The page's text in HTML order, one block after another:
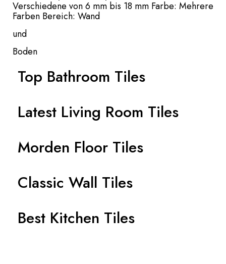
Verschiedene von 6 mm bis 18 mm Farbe: Mehrere
Farben Bereich: Wand
und
Boden
Top Bathroom Tiles
Latest Living Room Tiles
Morden Floor Tiles
Classic Wall Tiles
Best Kitchen Tiles